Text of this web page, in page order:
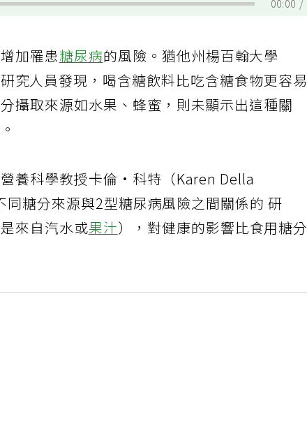
00:00
加罹患糖尿病的風險。猶他州楊百翰大學
究人員發現，喝含糖飲料比吃含糖食物更容易
攝取來源如水果、蜂蜜，則未顯示出這種關
養科學教授卡倫·科特（Karen Della
糖分來源與2型糖尿病風險之間關係的 研
來自汽水或果汁），對健康的影響比食用糖分